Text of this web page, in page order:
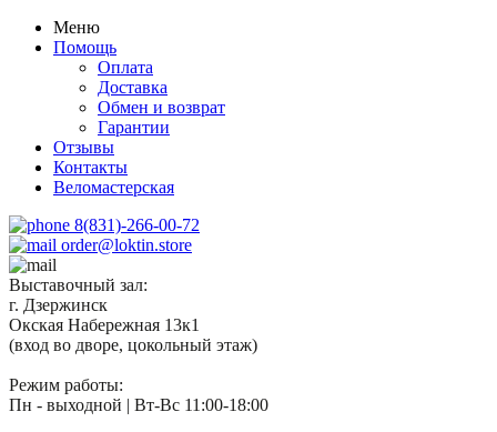
Меню
Помощь
Оплата
Доставка
Обмен и возврат
Гарантии
Отзывы
Контакты
Веломастерская
8(831)-266-00-72
order@loktin.store
Выставочный зал:
г. Дзержинск
Окская Набережная 13к1
(вход во дворе, цокольный этаж)
Режим работы:
Пн - выходной | Вт-Вс 11:00-18:00